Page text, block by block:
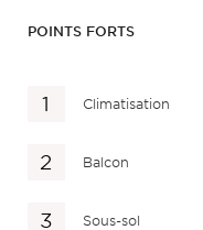
POINTS FORTS
Climatisation
Balcon
Sous-sol